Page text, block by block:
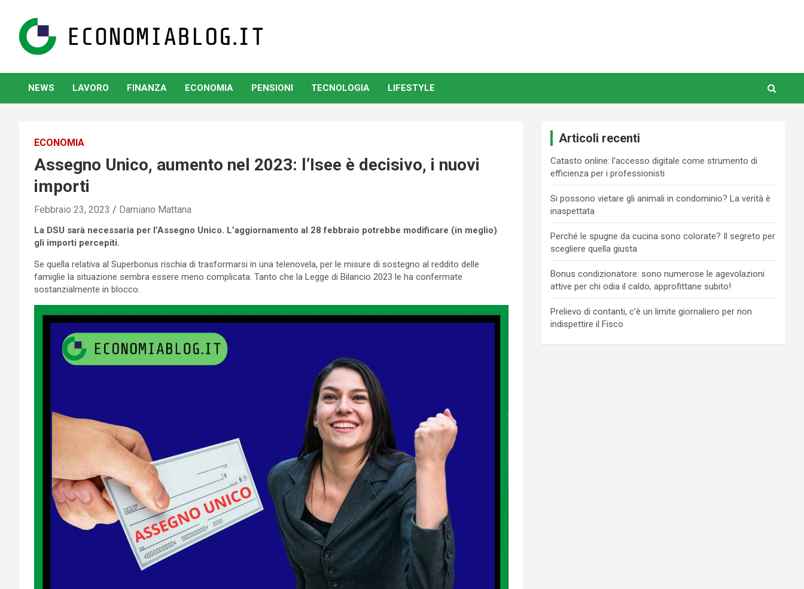
content
www.economiablog.it
NEWS LAVORO FINANZA ECONOMIA PENSIONI TECNOLOGIA LIFESTYLE
ECONOMIA
Assegno Unico, aumento nel 2023: l’Isee è decisivo, i nuovi
importi
Febbraio 23, 2023 Damiano Mattana
La DSU sarà necessaria per l’Assegno Unico. L’aggiornamento al 28 febbraio potrebbe modificare (in meglio)
gli importi percepiti.
Se quella relativa al Superbonus rischia di trasformarsi in una telenovela, per le misure di sostegno al reddito delle
famiglie la situazione sembra essere meno complicata. Tanto che la Legge di Bilancio 2023 le ha confermate
sostanzialmente in blocco.
Articoli recenti
Catasto online: l’accesso digitale come strumento di
efficienza per i professionisti
Si possono vietare gli animali in condominio? La verità è
inaspettata
Perché le spugne da cucina sono colorate? Il segreto per
scegliere quella giusta
Bonus condizionatore: sono numerose le agevolazioni
attive per chi odia il caldo, approfittane subito!
Prelievo di contanti, c’è un limite giornaliero per non
indispettire il Fisco